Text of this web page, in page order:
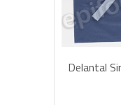
Delantal